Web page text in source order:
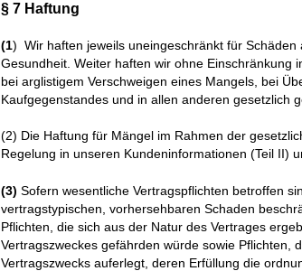
§ 7 Haftung
(1) Wir haften jeweils uneingeschränkt für
Gesundheit. Weiter haften wir ohne Einschränkung
bei arglistigem Verschweigen eines Mangels, bei
Kaufgegenstandes und in allen anderen gesetzlich
(2) Die Haftung für Mängel im Rahmen der
Regelung in unseren Kundeninformationen (Teil II)
(3) Sofern wesentliche Vertragspflichten betroffen
vertragstypischen, vorhersehbaren Schaden
Pflichten, die sich aus der Natur des Vertrages
Vertragszweckes gefährden würde sowie Pflichten,
Vertragszwecks auferlegt, deren Erfüllung die